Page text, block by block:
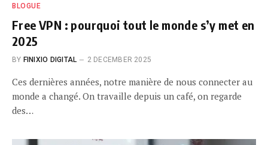
BLOGUE
Free VPN : pourquoi tout le monde s’y met en
2025
BY FINIXIO DIGITAL 2 DECEMBER 2025
Ces dernières années, notre manière de nous connecter au
monde a changé. On travaille depuis un café, on regarde
des…